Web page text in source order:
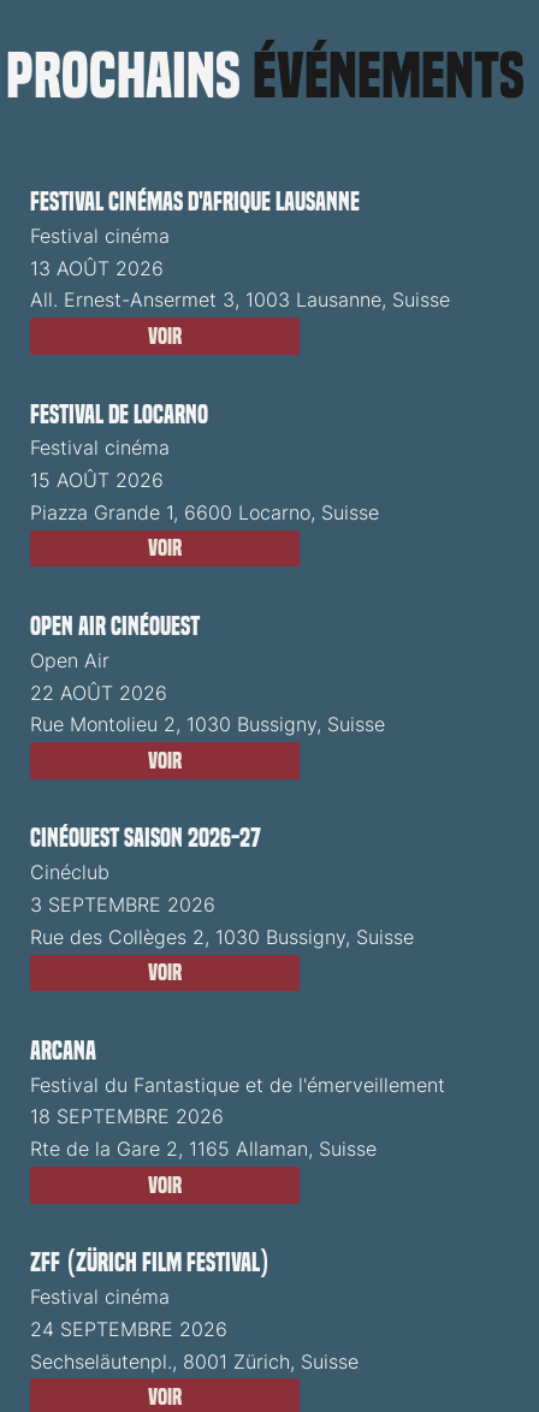
prochains événements
Festival cinémas d'Afrique Lausanne
Festival cinéma
13 AOÛT 2026
All. Ernest-Ansermet 3, 1003 Lausanne, Suisse
Voir
Festival de Locarno
Festival cinéma
15 AOÛT 2026
Piazza Grande 1, 6600 Locarno, Suisse
Voir
Open Air CinéOuest
Open Air
22 AOÛT 2026
Rue Montolieu 2, 1030 Bussigny, Suisse
Voir
CinéOuest Saison 2026-27
Cinéclub
3 SEPTEMBRE 2026
Rue des Collèges 2, 1030 Bussigny, Suisse
Voir
ARCANA
Festival du Fantastique et de l'émerveillement
18 SEPTEMBRE 2026
Rte de la Gare 2, 1165 Allaman, Suisse
Voir
ZFF (Zürich Film Festival)
Festival cinéma
24 SEPTEMBRE 2026
Sechseläutenpl., 8001 Zürich, Suisse
Voir